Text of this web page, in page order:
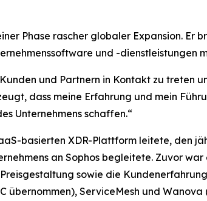
Phase rascher globaler Expansion. Er
und -dienstleistungen
und Partnern in Kontakt zu treten
dass meine Erfahrung und mein
Unternehmens schaffen.“
basierten XDR-Plattform leitete, den
an Sophos begleitete. Zuvor war
sowie die
übernommen), ServiceMesh und Wanova